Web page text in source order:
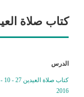
كتاب صلاة
الدرس
كتاب صلاة العيدين 27 - 10 -
2016